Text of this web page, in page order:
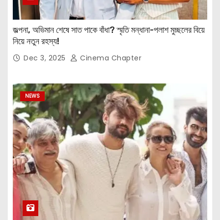
জল্পনা, অভিমান শেষে সাত পাকে বাঁধা? স্মৃতি মন্ধানা-পলাশ মুচ্ছলের বিয়ে
নিয়ে নতুন রহস্য!
Dec 3, 2025 Cinema Chapter
NEWS